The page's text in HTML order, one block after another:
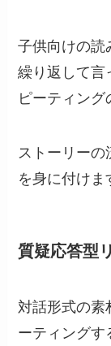
子供向けの読
繰り返して言
ピーティング
ストーリーの
を身に付けま
質疑応答型
対話形式の素
ーティングす